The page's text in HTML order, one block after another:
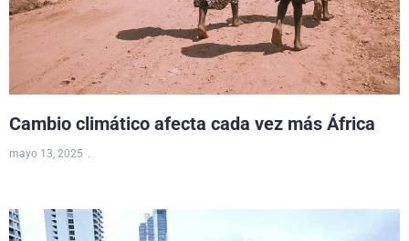
Cambio climático afecta cada vez más África
mayo 13, 2025